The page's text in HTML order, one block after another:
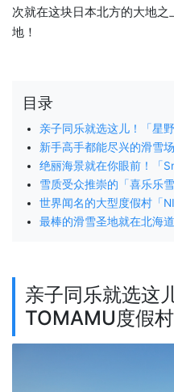
次就在这块日本北方的大地
地！
目录
亲子同乐就选这儿！「星
新手高手都能尽兴的滑雪场
绝丽海景就在你眼前！「
雪质受众推崇的「喜乐乐雪
世界闻名的大型度假村「
最棒的滑雪圣地就在北海道
亲子同乐就选这
TOMAMU度假村